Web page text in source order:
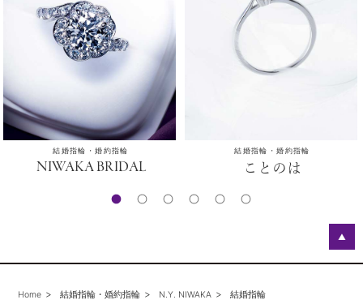
結婚指輪・婚約指輪
NIWAKA BRIDAL
結婚指輪・婚約指輪
ことのは
Home 結婚指輪・婚約指輪 N.Y. NIWAKA
結婚指輪
▲